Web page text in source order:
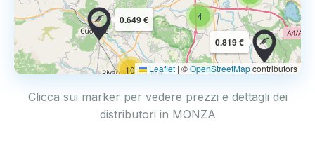
10
4
0.819 €
0.649 €
Leaflet | ©OpenStreetMapcontributors
Clicca sui marker per vedere prezzi e dettagli dei
distributori in MONZA